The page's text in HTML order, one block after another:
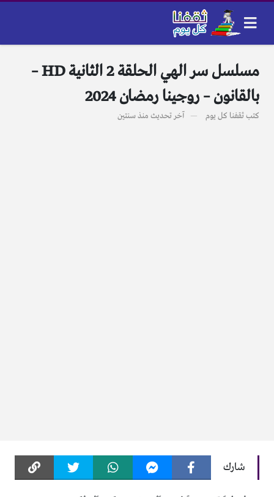
مسلسل سر الهي الحلقة 2 الثانية HD –
بالقانون – روجينا رمضان 2024
كتبثقفنا كل يوم آخر تحديث منذ سنتين
شارك